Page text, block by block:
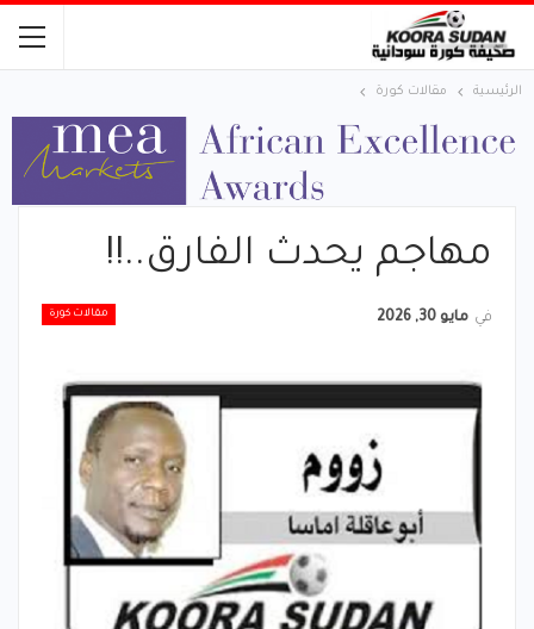
الرئيسية مقالات كورة
مهاجم يحدث الفارق..!!
مقالات كورة في مايو 30, 2026